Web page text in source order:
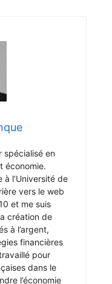
spécialisé en
économie.
à l’Université de
vers le web
et me suis
création de
à l’argent,
financières
pour
dans le
l’économie